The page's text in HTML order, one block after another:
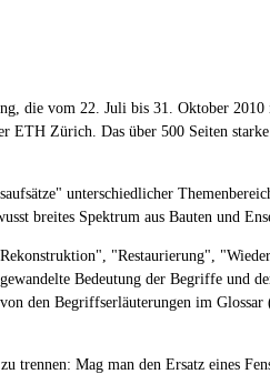
die vom 22. Juli bis 31. Oktober
Zürich. Das über 500 Seiten
unterschiedlicher
breites Spektrum aus Bauten und
"Restaurierung",
Bedeutung der Begriffe und
den Begriffserläuterungen im
Mag man den Ersatz eines